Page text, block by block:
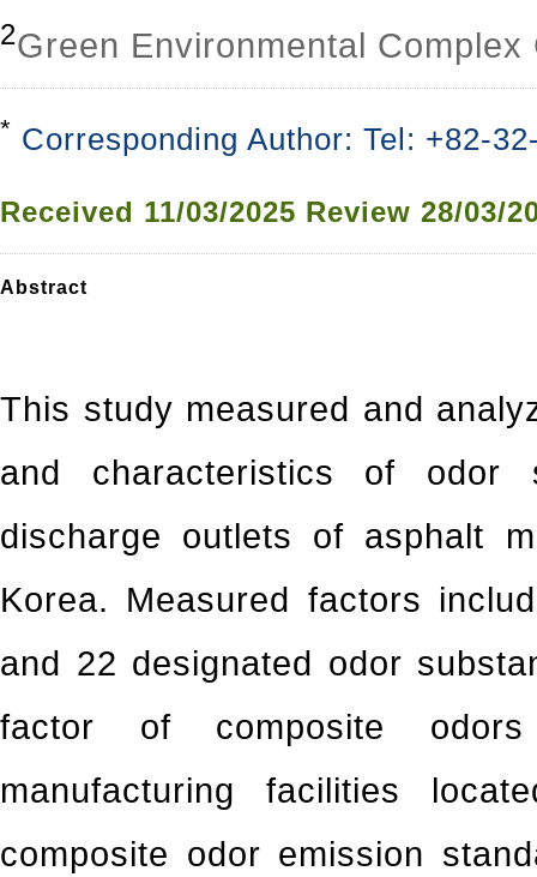
2Green Environmental Complex
* Corresponding Author: Tel: +82-
Received 11/03/2025 Review 28/03/
Abstract
This study measured and
and characteristics of odor
discharge outlets of asphalt
Korea. Measured factors
and 22 designated odor
factor of composite
manufacturing facilities
composite odor emission